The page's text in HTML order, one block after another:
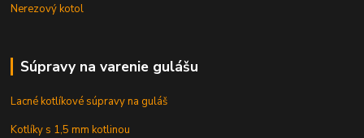
Nerezový kotol
Súpravy na varenie gulášu
Lacné kotlíkové súpravy na guláš
Kotlíky s 1,5 mm kotlinou